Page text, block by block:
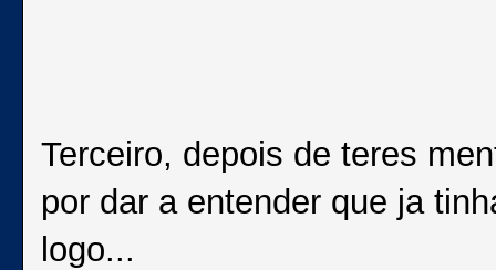
Terceiro, depois de teres
por dar a entender que ja
logo...